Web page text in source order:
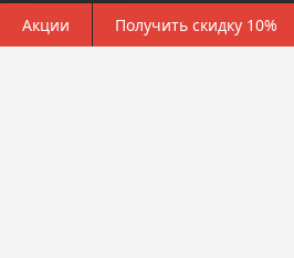
Акции Получить скидку 10%